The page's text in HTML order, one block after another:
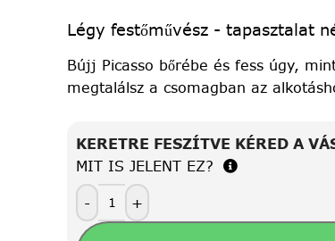
Légy festőművész - tapasztalat
Bújj Picasso bőrébe és fess úgy,
megtalálsz a csomagban az
KERETRE FESZÍTVE KÉRED A
MIT IS JELENT EZ?
-
+